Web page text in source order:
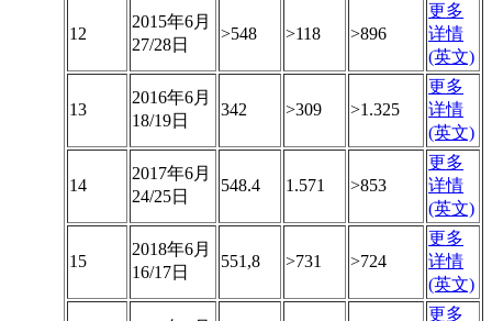
12
2015年6月
27/28日
>548 >118 >896
更多
详情
(英文)
13
2016年6月
18/19日
342 >309 >1.325
更多
详情
(英文)
14
2017年6月
24/25日
548.4 1.571 >853
更多
详情
(英文)
15
2018年6月
16/17日
551,8 >731 >724
更多
详情
(英文)
更多